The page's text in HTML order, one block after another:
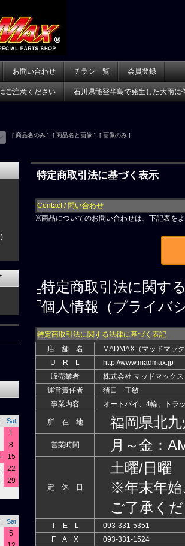
お問い合わせ チラシ一覧 会員登録
ご注意ください 石川県能登半島で発生した大雨に
[ 商品名のみ ] [ 商品名と画像 ] [ 画像のみ ]
特定商取引法に基づく表示
Contact / 問い合わせ
※商品についてのお問い合わせは、下記表を
□
□
特定商取引法に関す
個人情報（プライバ
特定商取引法に関する法律に基づく表記
店 舗 名
MADMAX（マッドマッ
U R L
http://www.madmax.jp
販売業者
株式会社 マッドマックス
運営責任者
猪口 正敏
事業内容
オートバイ、4輪、トラ
所 在 地 福岡県北九
営業時間 月～金：
定 休 日
土曜/日曜
※年末年始
ご了承く
T E L
093-331-5351
F A X
093-331-1524
Sat
1
8
15
22
29
Sat
5